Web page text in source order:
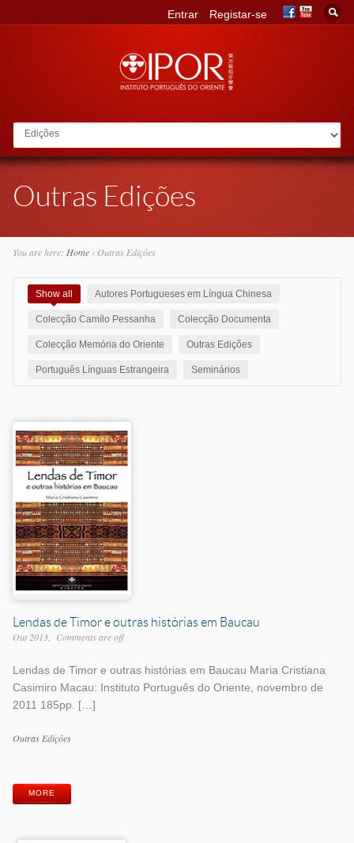
Go to:
Entrar Registar-se
Outras Edições
You are here: Home› Outras Edições
Show all Autores Portugueses em Língua Chinesa
Colecção Camílo Pessanha Colecção Documenta
Colecção Memória do Oriente Outras Edições
Português Línguas Estrangeira Seminários
Lendas de Timor e outras histórias em Baucau
Out 2013 Comments are off
Lendas de Timor e outras histórias em Baucau Maria Cristiana
Casimiro Macau: Instituto Português do Oriente, novembro de
2011 185pp. […]
Work
Outras Edições
MORE